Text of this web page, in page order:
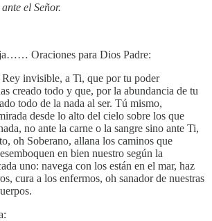
el Señor.
Oraciones para Dios Padre:
Rey invisible, a Ti, que por tu poder
creado todo y que, por la abundancia de tu
todo de la nada al ser. Tú mismo,
desde lo alto del cielo sobre los que
no ante la carne o la sangre sino ante Ti,
oh Soberano, allana los caminos que
en bien nuestro según la
uno: navega con los están en el mar, haz
cura a los enfermos, oh sanador de nuestras